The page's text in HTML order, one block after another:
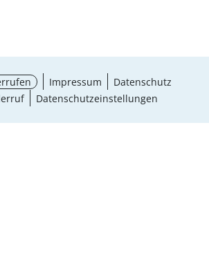
Impressum
Datenschutz
Datenschutzeinstellungen